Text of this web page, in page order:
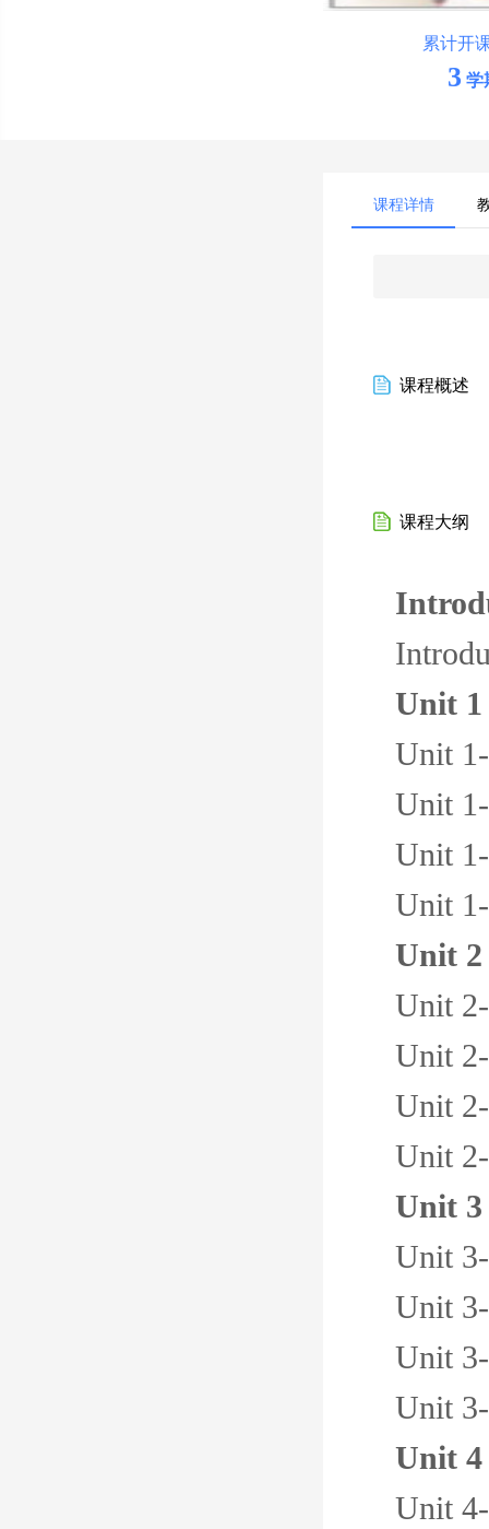
累计开
3 学
课程详情
课程概述
课程大纲
Unit 1
Unit
Unit
Unit
Unit
Unit 2
Unit
Unit
Unit
Unit
Unit 3
Unit
Unit
Unit
Unit
Unit 4
Unit